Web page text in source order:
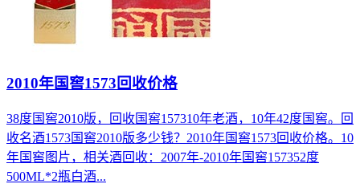
2010年国窖1573回收价格
38度国窖2010版，回收国窖157310年老酒，10年42度国窖。回
收名酒1573国窖2010版多少钱？2010年国窖1573回收价格。10
年国窖图片，相关酒回收：2007年-2010年国窖157352度
500ML*2瓶白酒...